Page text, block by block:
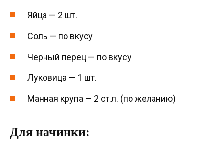
Яйца — 2 шт.
Соль — по вкусу
Черный перец — по вкусу
Луковица — 1 шт.
Манная крупа — 2 ст.л. (по желанию)
Для начинки: